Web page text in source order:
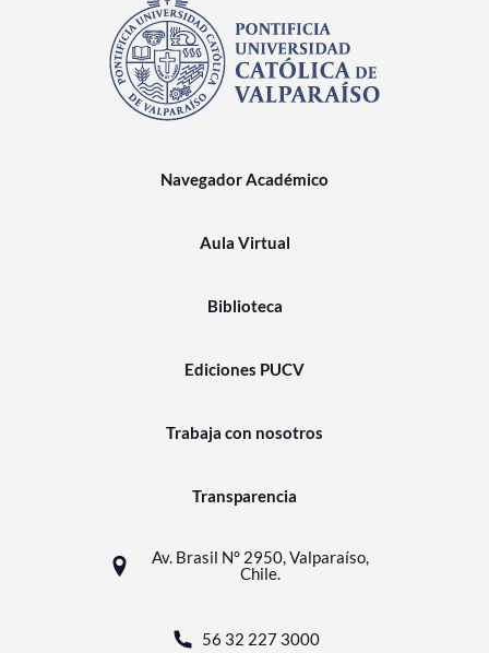
Navegador Académico
Aula Virtual
Biblioteca
Ediciones PUCV
Trabaja con nosotros
Transparencia
Av. Brasil N° 2950, Valparaíso,
Chile.
56 32 227 3000